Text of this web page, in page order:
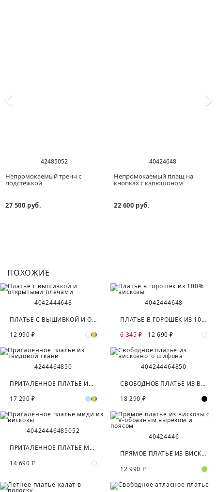
42485052
Непромокаемый тренч с
подстёжкой
27 500 руб.
40424648
Непромокаемый плащ на
кнопках с капюшоном
22 600 руб.
ПОХОЖИЕ
4042444648
ПЛАТЬЕ С ВЫШИВКОЙ И ОТКРЫТЫМИ ПЛЕЧАМИ
12 990 ₽
4042444648
ПЛАТЬЕ В ГОРОШЕК ИЗ 100% ВИСКОЗЫ
6 345 ₽
12 690 ₽
4244464850
ПРИТАЛЕННОЕ ПЛАТЬЕ ИЗ ТВИДОВОЙ ТКАНИ
17 290 ₽
404244464850
СВОБОДНОЕ ПЛАТЬЕ ИЗ ВИСКОЗНОГО ШИФОНА
18 290 ₽
40424446485052
ПРИТАЛЕННОЕ ПЛАТЬЕ МИДИ ИЗ ВИСКОЗЫ
14 690 ₽
40424446
ПРЯМОЕ ПЛАТЬЕ ИЗ ВИСКОЗЫ С V-ОБРАЗНЫМ ВЫРЕЗОМ И ПОЯСОМ
12 990 ₽